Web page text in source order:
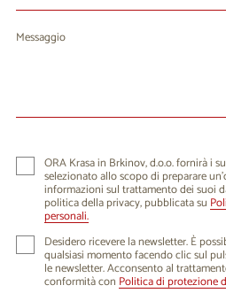
Messaggio
ORA Krasa in Brkinov, d.o.o. fornirà i
selezionato allo scopo di preparare
informazioni sul trattamento dei suoi
politica della privacy, pubblicata su
personali.
Desidero ricevere la newsletter. È
qualsiasi momento facendo clic sul
le newsletter. Acconsento al
conformità con Politica di protezione